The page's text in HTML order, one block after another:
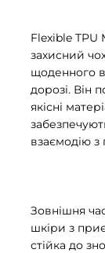
Flexible TPU
захисний
щоденного
дорозі. Він
якісні
взаємодію
Зовнішня
шкіри з
стійка до